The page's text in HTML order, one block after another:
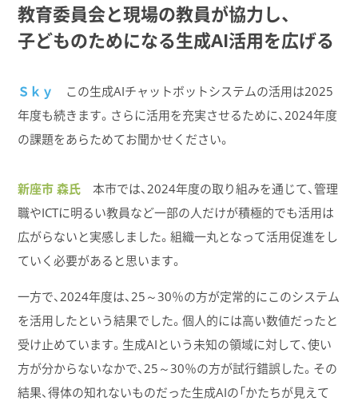
教育委員会と​現場の​教員が​協力し、
子どもの​ために​なる​生成AI活用を​広げる​
Ｓｋｙ
この生成AIチャットボットシステムの活用は2025
年度も続きます。さらに活用を充実させるために、2024年度
の課題をあらためてお聞かせください。
新座市 森氏 本市では、2024年度の取り組みを通じて、管理
職やICTに明るい教員など一部の人だけが積極的でも活用は
広がらないと実感しました。組織一丸となって活用促進をし
ていく必要があると思います。
一方で、2024年度は、25～30％の方が定常的にこのシステム
を活用したという結果でした。個人的には高い数値だったと
受け止めています。生成AIという未知の領域に対して、使い
方が分からないなかで、25～30％の方が試行錯誤した。その
結果、得体の知れないものだった生成AIの「かたちが見えて